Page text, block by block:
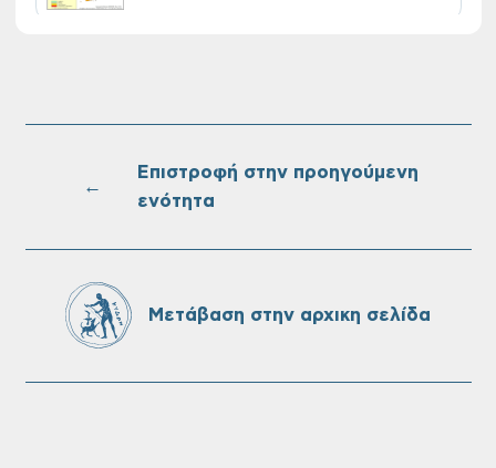
←
Επιστροφή στην προηγούμενη
ενότητα
Μετάβαση στην αρχικη σελίδα